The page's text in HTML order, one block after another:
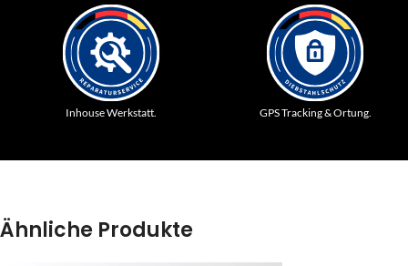
Inhouse Werkstatt. GPS Tracking & Ortung.
Ähnliche Produkte